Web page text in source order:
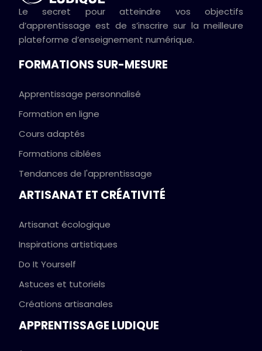
Le secret pour atteindre vos objectifs
d’apprentissage est de s’inscrire sur la meilleure
plateforme d’enseignement numérique.
FORMATIONS SUR-MESURE
Apprentissage personnalisé
Formation en ligne
Cours adaptés
Formations ciblées
Tendances de l'apprentissage
ARTISANAT ET CRÉATIVITÉ
Artisanat écologique
Inspirations artistiques
Do It Yourself
Astuces et tutoriels
Créations artisanales
APPRENTISSAGE LUDIQUE